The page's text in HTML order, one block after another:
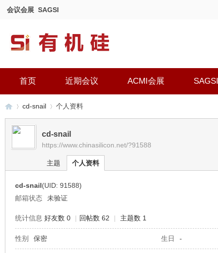
会议会展 SAGSI
首页 近期会议 ACMI会展 SAGSI
有›
cd-snail
›
个人资料
cd-snail
https://www.chinasilicon.net/?91588
主题 个人资料
cd-snail(UID: 91588)
邮箱状态
未验证
统计信息 好友数 0 | 回帖数 62 | 主题数 1
性别 保密 生日 -